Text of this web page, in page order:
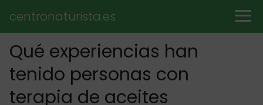
centronaturista.es
Qué experiencias han
tenido personas con
terapia de aceites